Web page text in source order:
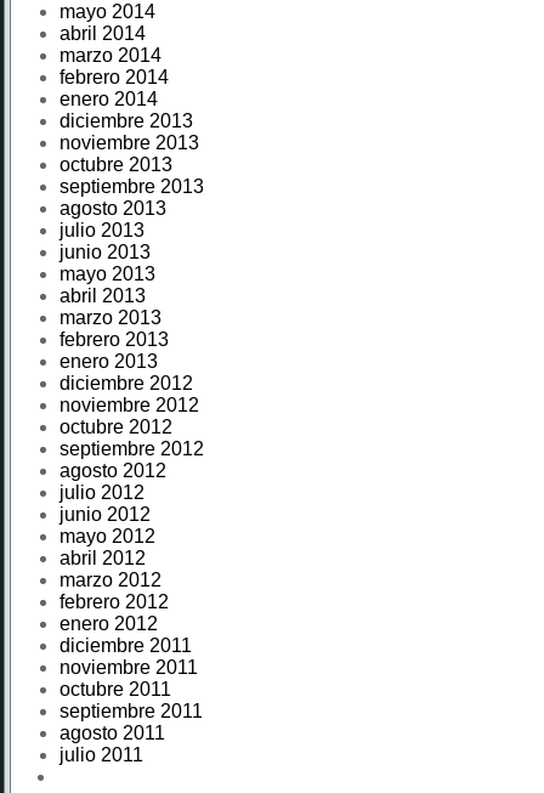
mayo 2014
abril 2014
marzo 2014
febrero 2014
enero 2014
diciembre 2013
noviembre 2013
octubre 2013
septiembre 2013
agosto 2013
julio 2013
junio 2013
mayo 2013
abril 2013
marzo 2013
febrero 2013
enero 2013
diciembre 2012
noviembre 2012
octubre 2012
septiembre 2012
agosto 2012
julio 2012
junio 2012
mayo 2012
abril 2012
marzo 2012
febrero 2012
enero 2012
diciembre 2011
noviembre 2011
octubre 2011
septiembre 2011
agosto 2011
julio 2011